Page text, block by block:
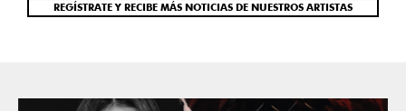
REGÍSTRATE Y RECIBE MÁS NOTICIAS DE NUESTROS ARTISTAS